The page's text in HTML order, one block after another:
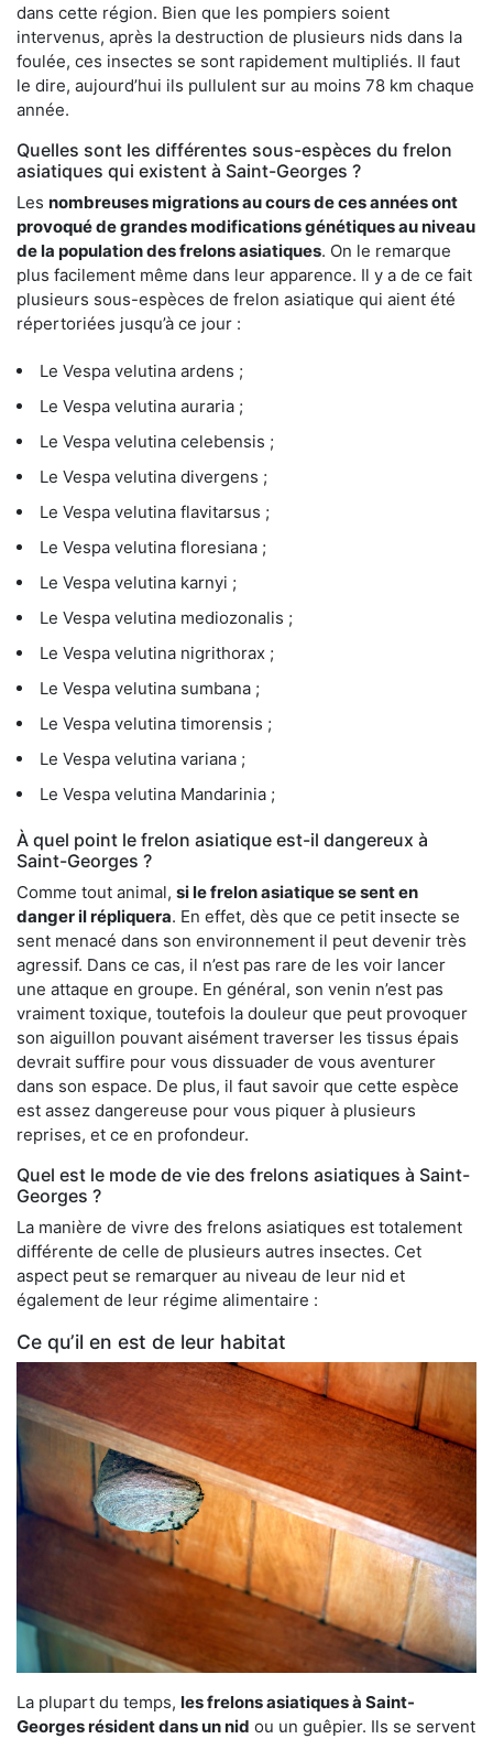
dans cette région. Bien que les pompiers soient
intervenus, après la destruction de plusieurs nids dans la
foulée, ces insectes se sont rapidement multipliés. Il faut
le dire, aujourd’hui ils pullulent sur au moins 78 km chaque
année.
Quelles sont les différentes sous-espèces du frelon
asiatiques qui existent à Saint-Georges ?
Les nombreuses migrations au cours de ces années ont
provoqué de grandes modifications génétiques au niveau
de la population des frelons asiatiques. On le remarque
plus facilement même dans leur apparence. Il y a de ce fait
plusieurs sous-espèces de frelon asiatique qui aient été
répertoriées jusqu’à ce jour :
Le Vespa velutina ardens ;
Le Vespa velutina auraria ;
Le Vespa velutina celebensis ;
Le Vespa velutina divergens ;
Le Vespa velutina flavitarsus ;
Le Vespa velutina floresiana ;
Le Vespa velutina karnyi ;
Le Vespa velutina mediozonalis ;
Le Vespa velutina nigrithorax ;
Le Vespa velutina sumbana ;
Le Vespa velutina timorensis ;
Le Vespa velutina variana ;
Le Vespa velutina Mandarinia ;
À quel point le frelon asiatique est-il dangereux à
Saint-Georges ?
Comme tout animal, si le frelon asiatique se sent en
danger il répliquera. En effet, dès que ce petit insecte se
sent menacé dans son environnement il peut devenir très
agressif. Dans ce cas, il n’est pas rare de les voir lancer
une attaque en groupe. En général, son venin n’est pas
vraiment toxique, toutefois la douleur que peut provoquer
son aiguillon pouvant aisément traverser les tissus épais
devrait suffire pour vous dissuader de vous aventurer
dans son espace. De plus, il faut savoir que cette espèce
est assez dangereuse pour vous piquer à plusieurs
reprises, et ce en profondeur.
Quel est le mode de vie des frelons asiatiques à Saint-
Georges ?
La manière de vivre des frelons asiatiques est totalement
différente de celle de plusieurs autres insectes. Cet
aspect peut se remarquer au niveau de leur nid et
également de leur régime alimentaire :
Ce qu’il en est de leur habitat
La plupart du temps, les frelons asiatiques à Saint-
Georges résident dans un nid ou un guêpier. Ils se servent